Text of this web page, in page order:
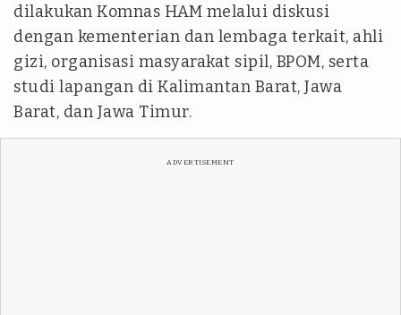
dilakukan Komnas HAM melalui diskusi
dengan kementerian dan lembaga terkait, ahli
gizi, organisasi masyarakat sipil, BPOM, serta
studi lapangan di Kalimantan Barat, Jawa
Barat, dan Jawa Timur.
ADVERTISEMENT